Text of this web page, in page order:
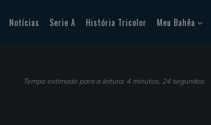
Notícias Serie A História Tricolor Meu Bahêa
Tempo estimado para a leitura: 4 minutos, 24 segundos.